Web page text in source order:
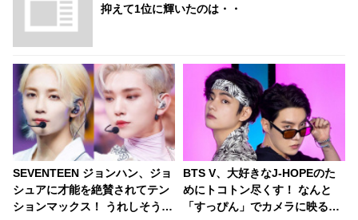
抑えて1位に輝いたのは・・
SEVENTEEN ジョンハン、ジョ
シュアに才能を絶賛されてテン
ションマックス！ うれしそうに
BTS V、大好きなJ-HOPEのた
めにトコトン尽くす！ なんと
「すっぴん」でカメラに映るの